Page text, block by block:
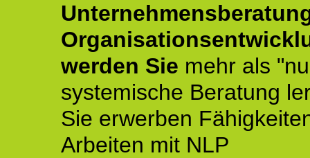
werden Sie mehr als
systemische Beratung
Sie erwerben
Arbeiten mit NLP